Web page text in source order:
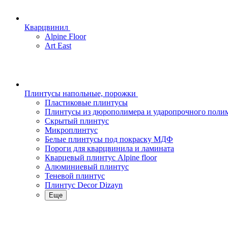
Кварцвинил
Alpine Floor
Art East
Плинтусы напольные, порожки
Пластиковые плинтусы
Плинтусы из дюрополимера и ударопрочного
Скрытый плинтус
Микроплинтус
Белые плинтусы под покраску МДФ
Пороги для кварцвинила и ламината
Кварцевый плинтус Alpine floor
Алюминиевый плинтус
Теневой плинтус
Плинтус Decor Dizayn
Еще